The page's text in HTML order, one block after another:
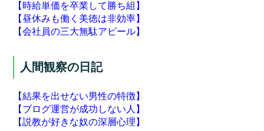
【時給単価を卒業して勝ち組】
【昼休みも働く美徳は非効率】
【会社員の三大無駄アピール】
人間観察の日記
【結果を出せない男性の特徴】
【ブログ運営が成功しない人】
【説教が好きな奴の深層心理】